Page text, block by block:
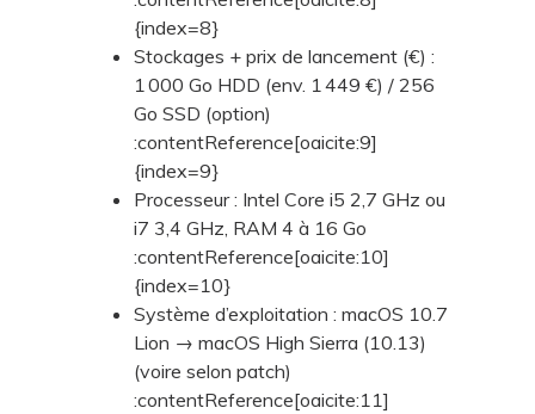
{index=8}
Stockages + prix de lancement (€) :
1 000 Go HDD (env. 1 449 €) / 256
Go SSD (option)
:contentReference[oaicite:9]
{index=9}
Processeur : Intel Core i5 2,7 GHz ou
i7 3,4 GHz, RAM 4 à 16 Go
:contentReference[oaicite:10]
{index=10}
Système d’exploitation : macOS 10.7
Lion → macOS High Sierra (10.13)
(voire selon patch)
:contentReference[oaicite:11]